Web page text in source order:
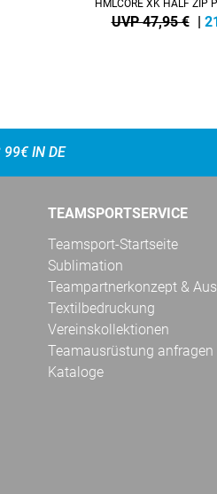
HMLCORE XK HALF ZIP
UVP 47,95 € |
99€ IN DE
TEAMSPORTSERVICE
Teamsport-Startseite
Sublimation
Teampartnerkonzept &
Textilbedruckung
Vereinskollektionen
Teamausrüstung anfragen
Kataloge